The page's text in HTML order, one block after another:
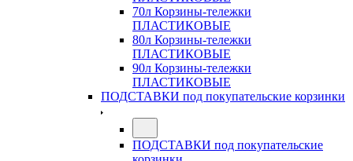
70л Корзины-тележки
ПЛАСТИКОВЫЕ
80л Корзины-тележки
ПЛАСТИКОВЫЕ
90л Корзины-тележки
ПЛАСТИКОВЫЕ
ПОДСТАВКИ под покупательские корзинки
ПОДСТАВКИ под покупательские